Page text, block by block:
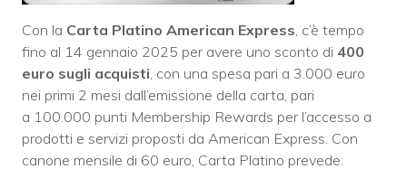
Con la Carta Platino American Express , c’è tempo
fino al 14 gennaio 2025 per avere uno sconto di 400
euro sugli acquisti , con una spesa pari a 3.000 euro
nei primi 2 mesi dall’emissione della carta, pari
a 100.000 punti Membership Rewards per l’accesso a
prodotti e servizi proposti da American Express. Con
canone mensile di 60 euro, Carta Platino prevede: